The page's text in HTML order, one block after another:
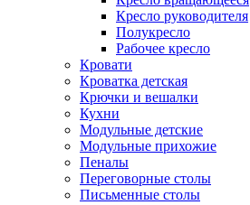
Кресло руководителя
Полукресло
Рабочее кресло
Кровати
Кроватка детская
Крючки и вешалки
Кухни
Модульные детские
Модульные прихожие
Пеналы
Переговорные столы
Письменные столы